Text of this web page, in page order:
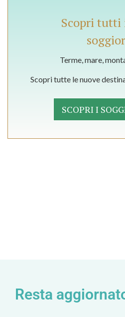
Scopri tutti
Terme, mare,
Scopri tutte le nuove
SCOPRI I
Resta